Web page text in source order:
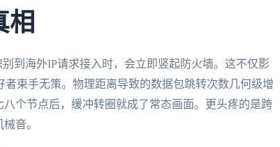
相
到海外IP请求接入时，会立即竖起防火墙。这不仅影
束手无策。物理距离导致的数据包跳转次数几何级增
个节点后，缓冲转圈就成了常态画面。更头疼的是跨
音。